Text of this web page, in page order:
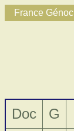
France
Doc G